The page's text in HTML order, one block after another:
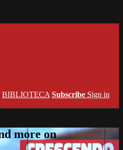
BIBLIOTECA Subscribe Sign in
more on